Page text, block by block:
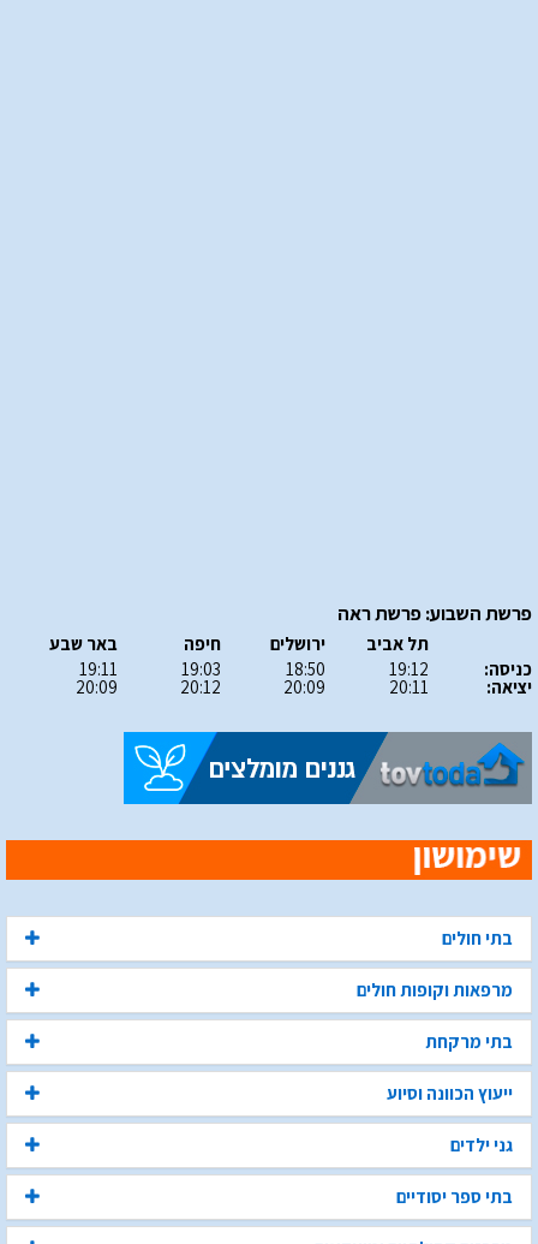
פרשת השבוע: פרשת ראה
כניסה:
יציאה:
תל אביב
19:12
20:11
ירושלים
18:50
20:09
חיפה
19:03
20:12
באר שבע
19:11
20:09
בתי חולים
מרפאות וקופות חולים
בתי מרקחת
ייעוץ הכוונה וסיוע
גני ילדים
בתי ספר יסודיים